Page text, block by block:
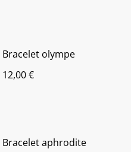
Bracelet olympe
12,00 €
Bracelet aphrodite